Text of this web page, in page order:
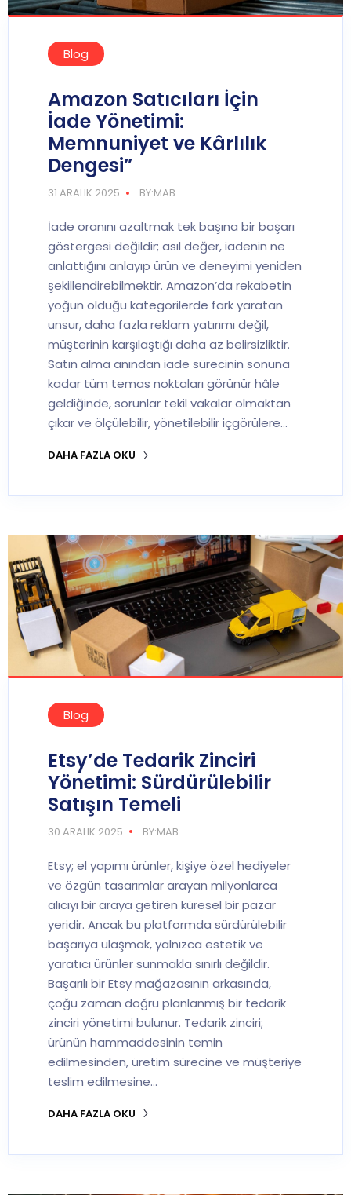
Blog
Amazon Satıcıları İçin
İade Yönetimi:
Memnuniyet ve Kârlılık
Dengesi”
31 ARALIK 2025 BY:MAB
İade oranını azaltmak tek başına bir başarı
göstergesi değildir; asıl değer, iadenin ne
anlattığını anlayıp ürün ve deneyimi yeniden
şekillendirebilmektir. Amazon’da rekabetin
yoğun olduğu kategorilerde fark yaratan
unsur, daha fazla reklam yatırımı değil,
müşterinin karşılaştığı daha az belirsizliktir.
Satın alma anından iade sürecinin sonuna
kadar tüm temas noktaları görünür hâle
geldiğinde, sorunlar tekil vakalar olmaktan
çıkar ve ölçülebilir, yönetilebilir içgörülere…
DAHA FAZLA OKU
Blog
Etsy’de Tedarik Zinciri
Yönetimi: Sürdürülebilir
Satışın Temeli
30 ARALIK 2025 BY:MAB
Etsy; el yapımı ürünler, kişiye özel hediyeler
ve özgün tasarımlar arayan milyonlarca
alıcıyı bir araya getiren küresel bir pazar
yeridir. Ancak bu platformda sürdürülebilir
başarıya ulaşmak, yalnızca estetik ve
yaratıcı ürünler sunmakla sınırlı değildir.
Başarılı bir Etsy mağazasının arkasında,
çoğu zaman doğru planlanmış bir tedarik
zinciri yönetimi bulunur. Tedarik zinciri;
ürünün hammaddesinin temin
edilmesinden, üretim sürecine ve müşteriye
teslim edilmesine…
DAHA FAZLA OKU